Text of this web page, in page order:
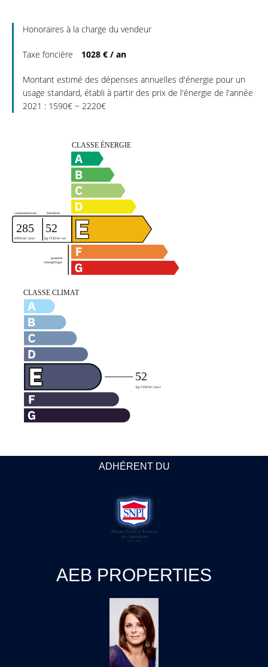
Honoraires à la charge du vendeur
Taxe foncière 1028 € / an
Montant estimé des dépenses annuelles d'énergie pour un
usage standard, établi à partir des prix de l'énergie de l'année
2021 : 1590€ ~ 2220€
ADHÉRENT DU
AEB PROPERTIES